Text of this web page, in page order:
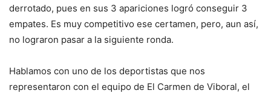
derrotado, pues en sus 3 apariciones logró conseguir 3
empates. Es muy competitivo ese certamen, pero, aun así,
no lograron pasar a la siguiente ronda.
Hablamos con uno de los deportistas que nos
representaron con el equipo de El Carmen de Viboral, el